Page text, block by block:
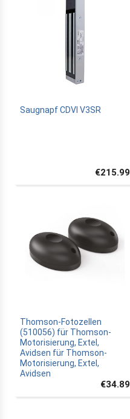
Saugnapf CDVI V3SR
€215.99
Thomson-Fotozellen
(510056) für Thomson-
Motorisierung, Extel,
Avidsen für Thomson-
Motorisierung, Extel,
Avidsen
€34.89